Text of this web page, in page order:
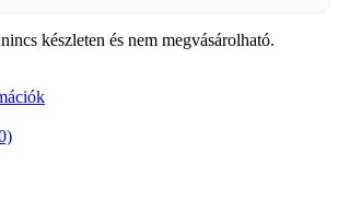
készleten és nem megvásárolható.